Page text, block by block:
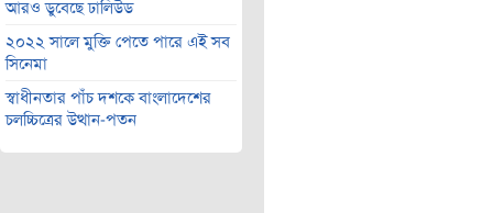
আরও ডুবেছে ঢালিউড
২০২২ সালে মুক্তি পেতে পারে এই সব
সিনেমা
স্বাধীনতার পাঁচ দশকে বাংলাদেশের
চলচ্চিত্রের উত্থান-পতন